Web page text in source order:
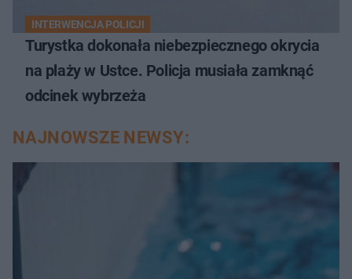
INTERWENCJA POLICJI
Turystka dokonała niebezpiecznego okrycia
na plaży w Ustce. Policja musiała zamknąć
odcinek wybrzeża
NAJNOWSZE NEWSY: